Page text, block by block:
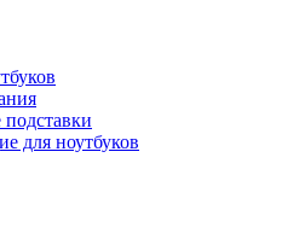
для ноутбуков